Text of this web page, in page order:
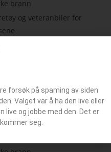
og veteranbiler for
forsøk på spaming av siden
Valget var å ha den live eller
live og jobbe med den. Det er
seg.